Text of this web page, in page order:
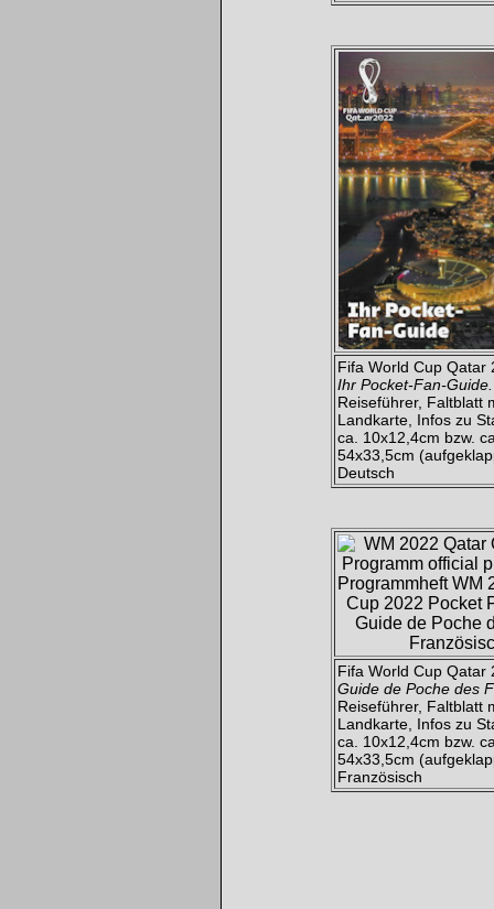
Fifa World Cup Qatar
Ihr Pocket-Fan-Guide.
Reiseführer, Faltblatt
Landkarte, Infos zu
ca. 10x12,4cm bzw.
54x33,5cm
Deutsch
Fifa World Cup Qatar
Guide de Poche des
Reiseführer, Faltblatt
Landkarte, Infos zu
ca. 10x12,4cm bzw.
54x33,5cm
Französisch